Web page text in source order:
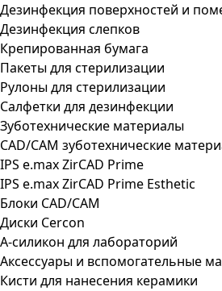
Дезинфекция поверхностей и
Дезинфекция слепков
Крепированная бумага
Пакеты для стерилизации
Рулоны для стерилизации
Салфетки для дезинфекции
Зуботехнические материалы
CAD/CAM зуботехнические
IPS e.max ZirCAD Prime
IPS e.max ZirCAD Prime Esthetic
Блоки CAD/CAM
Диски Cercon
А-силикон для лабораторий
Аксессуары и вспомогательные
Кисти для нанесения керамики